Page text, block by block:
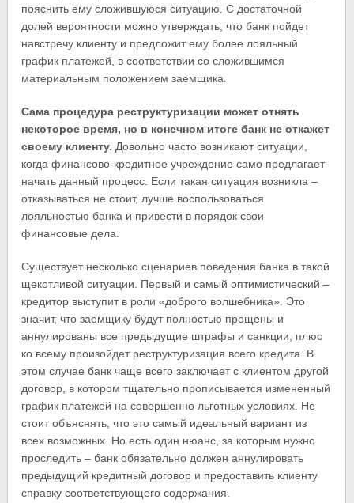
пояснить ему сложившуюся ситуацию. С достаточной
долей вероятности можно утверждать, что банк пойдет
навстречу клиенту и предложит ему более лояльный
график платежей, в соответствии со сложившимся
материальным положением заемщика.
Сама процедура реструктуризации может отнять
некоторое время, но в конечном итоге банк не откажет
своему клиенту. Довольно часто возникают ситуации,
когда финансово-кредитное учреждение само предлагает
начать данный процесс. Если такая ситуация возникла –
отказываться не стоит, лучше воспользоваться
лояльностью банка и привести в порядок свои
финансовые дела.
Существует несколько сценариев поведения банка в такой
щекотливой ситуации. Первый и самый оптимистический –
кредитор выступит в роли «доброго волшебника». Это
значит, что заемщику будут полностью прощены и
аннулированы все предыдущие штрафы и санкции, плюс
ко всему произойдет реструктуризация всего кредита. В
этом случае банк чаще всего заключает с клиентом другой
договор, в котором тщательно прописывается измененный
график платежей на совершенно льготных условиях. Не
стоит объяснять, что это самый идеальный вариант из
всех возможных. Но есть один нюанс, за которым нужно
проследить – банк обязательно должен аннулировать
предыдущий кредитный договор и предоставить клиенту
справку соответствующего содержания.